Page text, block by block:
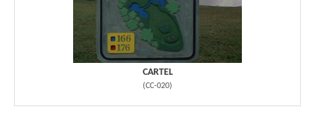
CARTEL
(CC-020)